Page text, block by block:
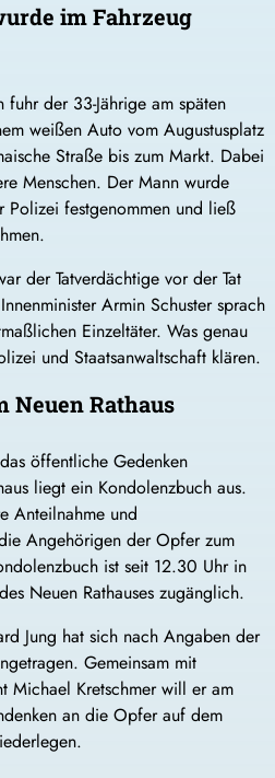
im Fahrzeug
der 33-Jährige am späten
weißen Auto vom Augustusplatz
Straße bis zum Markt. Dabei
Menschen. Der Mann wurde
Polizei festgenommen und ließ
der Tatverdächtige vor der Tat
Armin Schuster sprach
Einzeltäter. Was genau
und Staatsanwaltschaft klären.
Neuen Rathaus
öffentliche Gedenken
liegt ein Kondolenzbuch aus.
Anteilnahme und
Angehörigen der Opfer zum
ist seit 12.30 Uhr in
Neuen Rathauses zugänglich.
Jung hat sich nach Angaben der
Gemeinsam mit
Michael Kretschmer will er am
an die Opfer auf dem